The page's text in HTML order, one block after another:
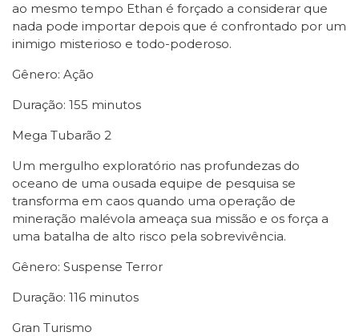
ao mesmo tempo Ethan é forçado a considerar que
nada pode importar depois que é confrontado por um
inimigo misterioso e todo-poderoso.
Gênero: Ação
Duração: 155 minutos
Mega Tubarão 2
Um mergulho exploratório nas profundezas do
oceano de uma ousada equipe de pesquisa se
transforma em caos quando uma operação de
mineração malévola ameaça sua missão e os força a
uma batalha de alto risco pela sobrevivência.
Gênero: Suspense Terror
Duração: 116 minutos
Gran Turismo